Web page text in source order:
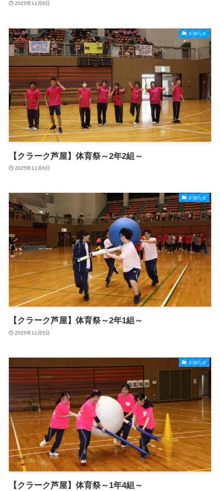
2025年11月6日
お知らせ
【クラーク芦屋】体育祭～2年2組～
2025年11月6日
お知らせ
【クラーク芦屋】体育祭～2年1組～
2025年11月5日
お知らせ
【クラーク芦屋】体育祭～1年4組～